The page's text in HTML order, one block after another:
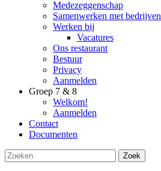
Medezeggenschap
Samenwerken met bedrijven
Werken bij
Vacatures
Ons restaurant
Bestuur
Privacy
Aanmelden
Groep 7 & 8
Welkom!
Aanmelden
Contact
Documenten
Zoek